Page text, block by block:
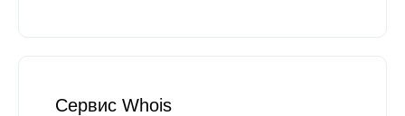
Сервис Whois